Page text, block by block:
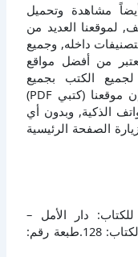
مشاهدة وتحميل
لموقعنا العديد من
داخله, وجميع
كما وأننا نعتبر من أفضل مواقع
الكتب بجميع
تخصصاتها, وبالنسبة لتصفح الموقع, فإن موقعنا (كتبي PDF)
الذكية, وبدون أي
الصفحة الرئيسية
دار الأمل –
القاهرة.مجلدات بعدد: 1.عدد صفحات الكتاب: 128.طبعة رقم: